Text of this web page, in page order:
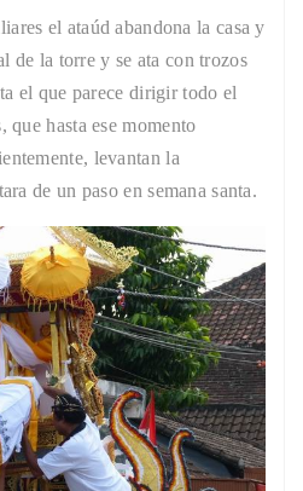
el ataúd abandona la casa y
de la torre y se ata con trozos
el que parece dirigir todo el
hasta ese momento
levantan la
de un paso en semana santa.